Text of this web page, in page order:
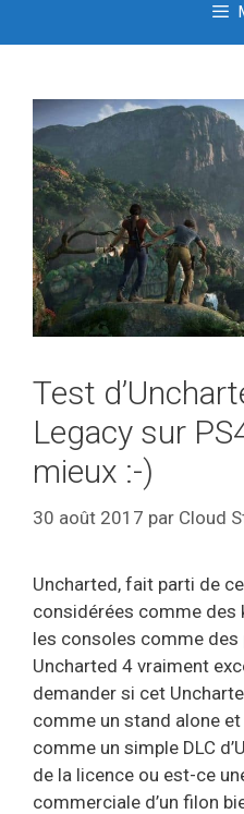
Test
Legacy sur
mieux :-)
30 août 2017 par Cloud
Uncharted, fait parti de
considérées comme des
les consoles comme des
Uncharted 4 vraiment
demander si cet
comme un stand alone
comme un simple DLC
de la licence ou est-ce
commerciale d’un filon